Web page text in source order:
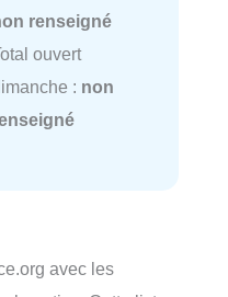
renseigné
ouvert
: non
avec les